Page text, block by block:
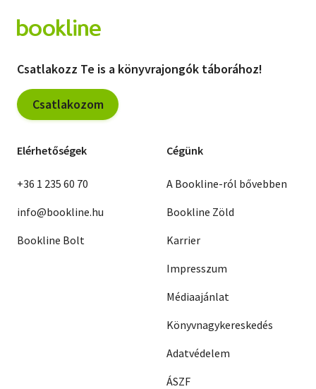
Csatlakozz Te is a könyvrajongók táborához!
Csatlakozom
Elérhetőségek
+36 1 235 60 70
info@bookline.hu
Bookline Bolt
Cégünk
A Bookline-ról bővebben
Bookline Zöld
Karrier
Impresszum
Médiaajánlat
Könyvnagykereskedés
Adatvédelem
ÁSZF